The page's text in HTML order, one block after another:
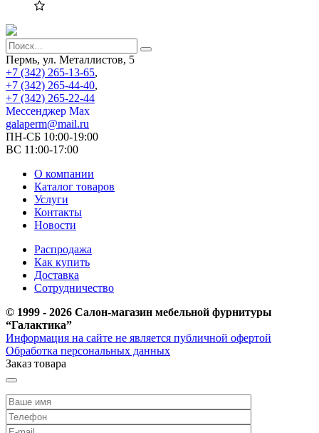
Пермь, ул. Металлистов, 5
+7 (342) 265-13-65,
+7 (342) 265-44-40,
+7 (342) 265-22-44
Мессенджер Мах
galaperm@mail.ru
ПН-СБ 10:00-19:00
ВС 11:00-17:00
О компании
Каталог товаров
Услуги
Контакты
Новости
Распродажа
Как купить
Доставка
Сотрудничество
© 1999 - 2026 Салон-магазин мебельной фурнитуры
“Галактика”
Информация на сайте не является публичной офертой
Обработка персональных данных
Заказ товара